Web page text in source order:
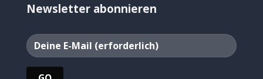
Newsletter abonnieren